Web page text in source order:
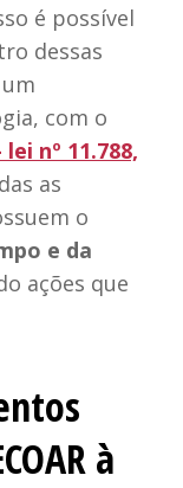
é possível
dessas
com o
nº 11.788,
as
o
e da
ações que
à